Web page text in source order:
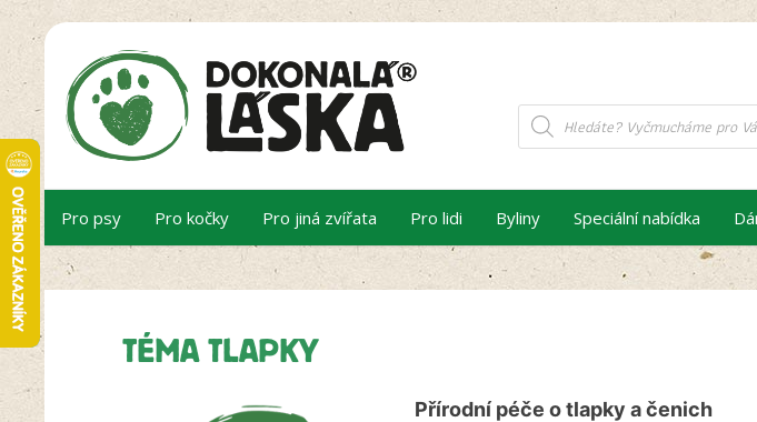
Products
search
Pro psy Pro kočky Pro jiná zvířata Pro lidi Byliny Speciální nabídka
TÉMA TLAPKY
Přírodní péče o tlapky a čenich